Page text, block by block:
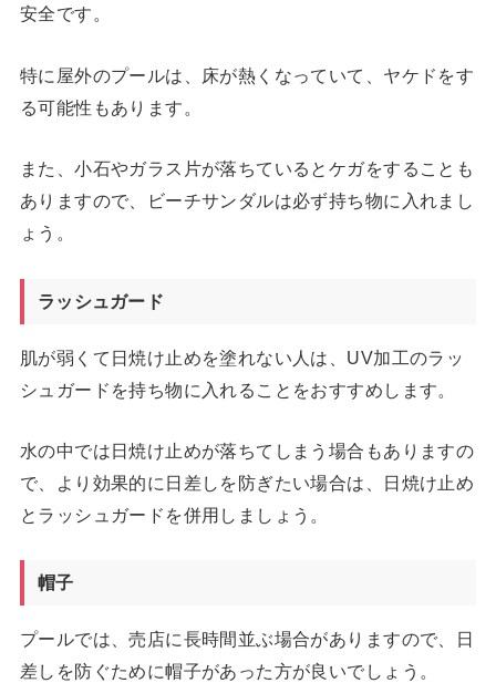
安全です。
特に屋外のプールは、床が熱くなっていて、ヤケドをす
る可能性もあります。
また、小石やガラス片が落ちているとケガをすることも
ありますので、ビーチサンダルは必ず持ち物に入れまし
ょう。
ラッシュガード
肌が弱くて日焼け止めを塗れない人は、UV加工のラッ
シュガードを持ち物に入れることをおすすめします。
水の中では日焼け止めが落ちてしまう場合もありますの
で、より効果的に日差しを防ぎたい場合は、日焼け止め
とラッシュガードを併用しましょう。
帽子
プールでは、売店に長時間並ぶ場合がありますので、日
差しを防ぐために帽子があった方が良いでしょう。